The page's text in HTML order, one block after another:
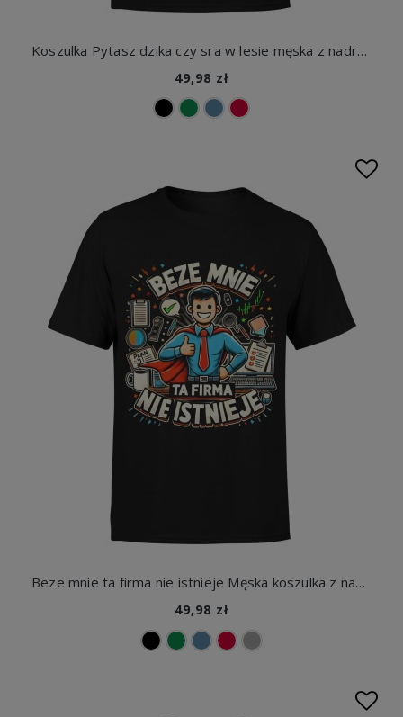
Koszulka Pytasz dzika czy sra w lesie męska z nadrukiem
49,98 zł
Beze mnie ta firma nie istnieje Męska koszulka z nadrukiem
49,98 zł